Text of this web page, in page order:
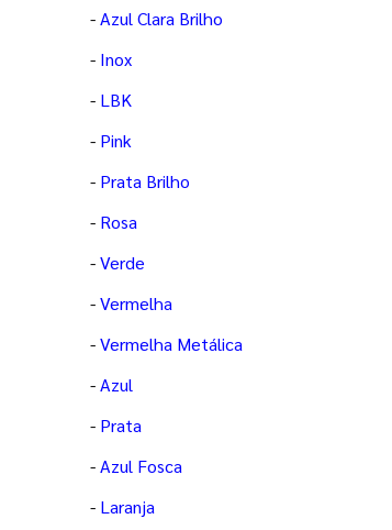
-Azul Clara Brilho
- Inox
- LBK
- Pink
- Prata Brilho
- Rosa
-Verde
-Vermelha
-Vermelha Metálica
-Azul
- Prata
-Azul Fosca
- Laranja